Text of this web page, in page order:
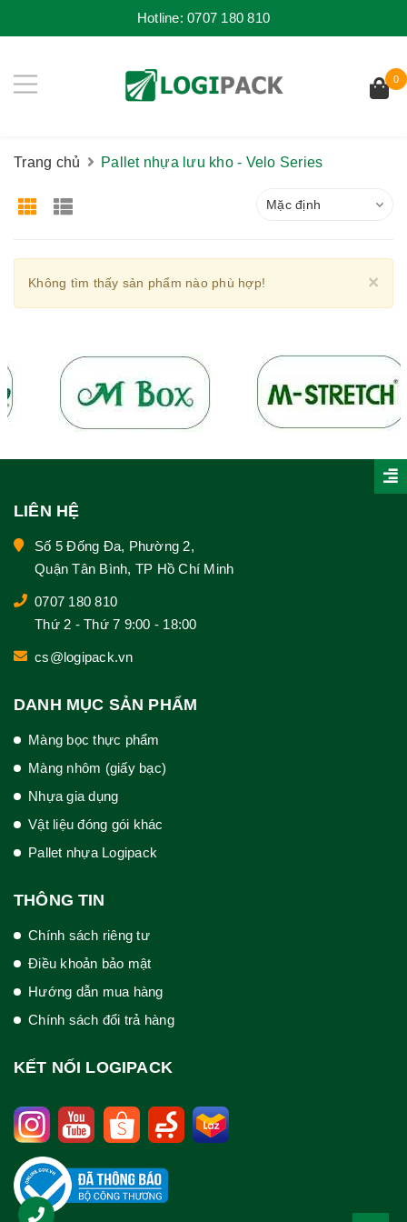
Hotline:0707 180 810
0
Trang chủ Pallet nhựa lưu kho - Velo Series
Mặc định
×
Không tìm thấy sản phẩm nào phù hợp!
LIÊN HỆ
Số 5 Đống Đa, Phường 2,
Quận Tân Bình, TP Hồ Chí Minh
0707 180 810
Thứ 2 - Thứ 7 9:00 - 18:00
cs@logipack.vn
DANH MỤC SẢN PHẨM
Màng bọc thực phẩm
Màng nhôm (giấy bạc)
Nhựa gia dụng
Vật liệu đóng gói khác
Pallet nhựa Logipack
THÔNG TIN
Chính sách riêng tư
Điều khoản bảo mật
Hướng dẫn mua hàng
Chính sách đổi trả hàng
KẾT NỐI LOGIPACK